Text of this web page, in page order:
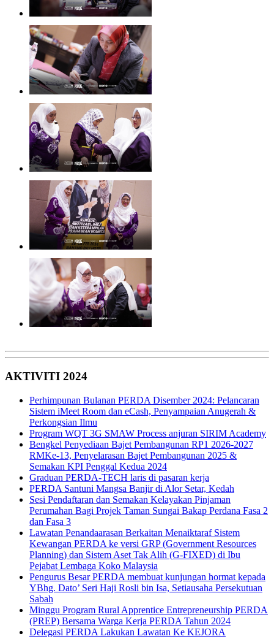
AKTIVITI 2024
Perhimpunan Bulanan PERDA Disember 2024: Pelancaran
Sistem iMeet Room dan eCash, Penyampaian Anugerah &
Perkongsian Ilmu
Program WQT 3G SMAW Process anjuran SIRIM Academy
Bengkel Penyediaan Bajet Pembangunan RP1 2026-2027
RMKe-13, Penyelarasan Bajet Pembangunan 2025 &
Semakan KPI Penggal Kedua 2024
Graduan PERDA-TECH laris di pasaran kerja
PERDA Santuni Mangsa Banjir di Alor Setar, Kedah
Sesi Pendaftaran dan Semakan Kelayakan Pinjaman
Perumahan Bagi Projek Taman Sungai Bakap Perdana Fasa 2
dan Fasa 3
Lawatan Penandaarasan Berkaitan Menaiktaraf Sistem
Kewangan PERDA ke versi GRP (Government Resources
Planning) dan Sistem Aset Tak Alih (G-FIXED) di Ibu
Pejabat Lembaga Koko Malaysia
Pengurus Besar PERDA membuat kunjungan hormat kepada
YBhg. Dato’ Seri Haji Rosli bin Isa, Setiausaha Persekutuan
Sabah
Minggu Program Rural Apprentice Entrepreneurship PERDA
(PREP) Bersama Warga Kerja PERDA Tahun 2024
Delegasi PERDA Lakukan Lawatan Ke KEJORA